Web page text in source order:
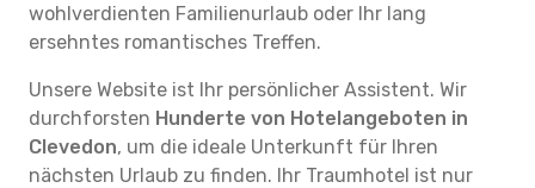
wohlverdienten Familienurlaub oder Ihr lang
ersehntes romantisches Treffen.
Unsere Website ist Ihr persönlicher Assistent. Wir
durchforsten Hunderte von Hotelangeboten in
Clevedon, um die ideale Unterkunft für Ihren
nächsten Urlaub zu finden. Ihr Traumhotel ist nur